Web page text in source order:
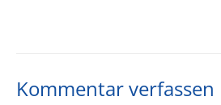
Kommentar verfassen